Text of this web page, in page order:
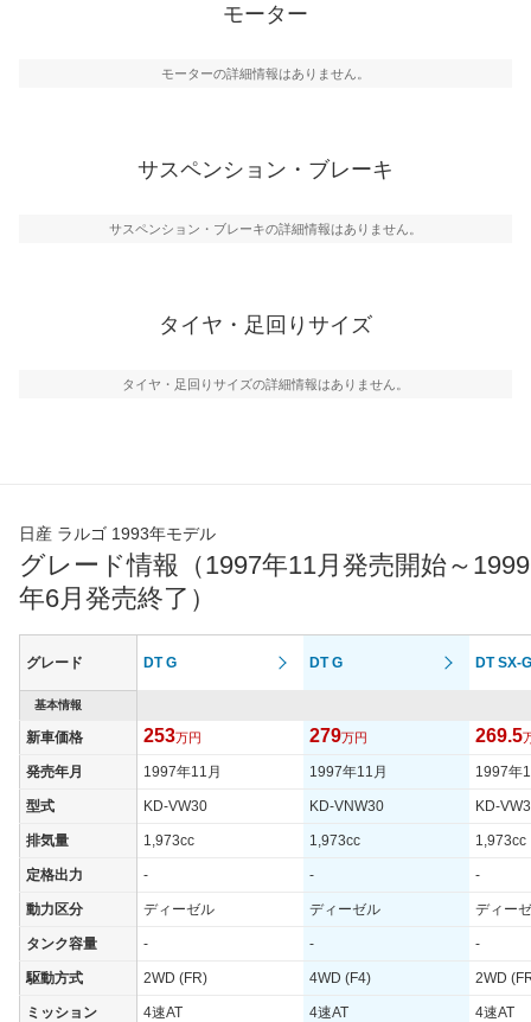
モーター
モーターの詳細情報はありません。
サスペンション・ブレーキ
サスペンション・ブレーキの詳細情報はありません。
タイヤ・足回りサイズ
タイヤ・足回りサイズの詳細情報はありません。
日産 ラルゴ 1993年モデル
グレード情報（1997年11月発売開始～1999
年6月発売終了）
グレード DT G DT G DT SX-G
基本情報
新車価格 253万円 279万円 269.5
発売年月 1997年11月 1997年11月 1997年
型式 KD-VW30 KD-VNW30 KD-
排気量 1,973cc 1,973cc 1,973cc
定格出力 - - -
動力区分 ディーゼル ディーゼル ディー
タンク容量 - - -
駆動方式 2WD (FR) 4WD (F4) 2WD
ミッション 4速AT 4速AT 4速AT